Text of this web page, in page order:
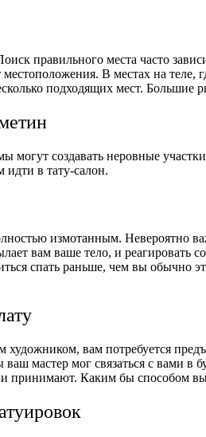
правильного места часто
В местах на
подходящих мест.
создавать неровные
идти в тату-салон.
измотанным. Невероятно
вам ваше тело, и
спать раньше, чем вы обычно
вам потребуется
мастер мог связаться с вами
принимают. Каким бы способом